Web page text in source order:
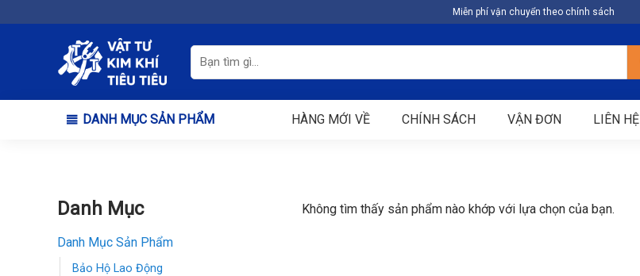
đến
Miễn phí vận chuyển theo chính sách
Tìm
kiếm:
DANH MỤC SẢN PHẨM HÀNG MỚI VỀ CHÍNH SÁCH VẬN ĐƠN LIÊN HỆ
Danh Mục
Danh Mục Sản Phẩm
Bảo Hộ Lao Động
Không tìm thấy sản phẩm nào khớp với lựa chọn của bạn.